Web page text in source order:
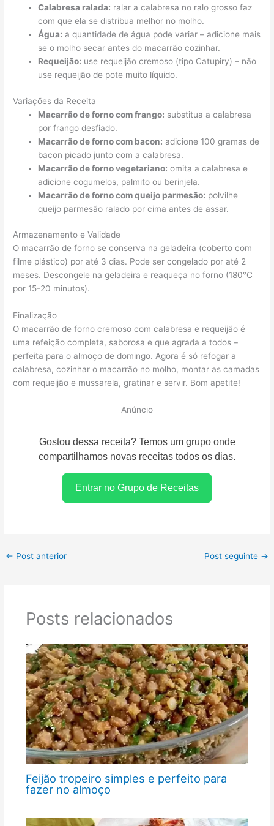
Calabresa ralada: ralar a calabresa no ralo grosso faz
com que ela se distribua melhor no molho.
Água: a quantidade de água pode variar – adicione mais
se o molho secar antes do macarrão cozinhar.
Requeijão: use requeijão cremoso (tipo Catupiry) – não
use requeijão de pote muito líquido.
Variações da Receita
Macarrão de forno com frango: substitua a calabresa
por frango desfiado.
Macarrão de forno com bacon: adicione 100 gramas de
bacon picado junto com a calabresa.
Macarrão de forno vegetariano: omita a calabresa e
adicione cogumelos, palmito ou berinjela.
Macarrão de forno com queijo parmesão: polvilhe
queijo parmesão ralado por cima antes de assar.
Armazenamento e Validade
O macarrão de forno se conserva na geladeira (coberto com
filme plástico) por até 3 dias. Pode ser congelado por até 2
meses. Descongele na geladeira e reaqueça no forno (180°C
por 15-20 minutos).
Finalização
O macarrão de forno cremoso com calabresa e requeijão é
uma refeição completa, saborosa e que agrada a todos –
perfeita para o almoço de domingo. Agora é só refogar a
calabresa, cozinhar o macarrão no molho, montar as camadas
com requeijão e mussarela, gratinar e servir. Bom apetite!
Anúncio
Gostou dessa receita? Temos um grupo onde
compartilhamos novas receitas todos os dias.
Entrar no Grupo de Receitas
← Post anterior Post seguinte →
Posts relacionados
Feijão tropeiro simples e perfeito para
fazer no almoço